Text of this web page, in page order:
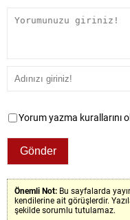
Yorum yazma kurallarını
Önemli Not: Bu sayfalarda
kendilerine ait görüşlerdir.
şekilde sorumlu tutulamaz.